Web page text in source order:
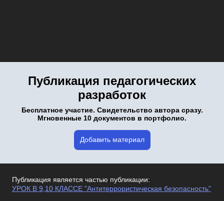
Публикация педагогических
разработок
Бесплатное участие. Свидетельство автора сразу.
Мгновенные 10 документов в портфолио.
Добавить материал
Публикация является частью публикации:
УРОК В 9,10 КЛАССЕ "Антитеррористическая безопасность"